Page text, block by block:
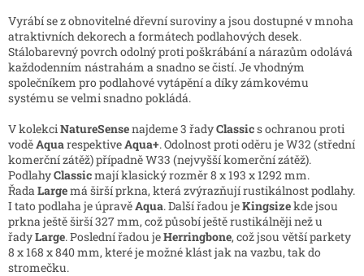
Vyrábí se z obnovitelné dřevní suroviny a jsou dostupné v mnoha
atraktivních dekorech a formátech podlahových desek.
Stálobarevný povrch odolný proti poškrábání a nárazům odolává
každodenním nástrahám a snadno se čistí. Je vhodným
společníkem pro podlahové vytápění a díky zámkovému
systému se velmi snadno pokládá.
V kolekciNatureSensenajdeme 3 řadyClassics ochranou proti
voděAquarespektiveAqua+. Odolnost proti oděru je W32 (střední
komerční zátěž) případně W33 (nejvyšší komerční zátěž).
PodlahyClassicmají klasický rozměr 8 x 193 x 1292 mm.
ŘadaLargemá širší prkna, která zvýrazňují rustikálnost podlahy.
I tato podlaha je úpravěAqua. Další řadou jeKingsizekde jsou
prkna ještě širší 327 mm, což působí ještě rustikálněji než u
řadyLarge. Poslední řadou jeHerringbone, což jsou větší parkety
8 x 168 x 840 mm, které je možné klást jak na vazbu, tak do
stromečku.